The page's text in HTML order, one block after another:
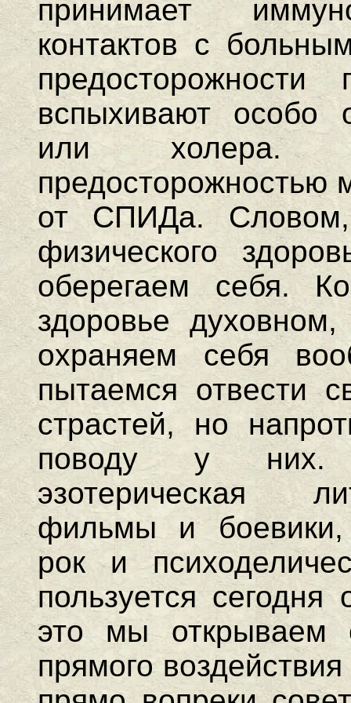
принимает
контактов с
вспыхивают особо
или
предосторожностью
от СПИДа. Словом,
физического
оберегаем себя.
здоровье
охраняем себя
пытаемся отвести
страстей, но
поводу у них.
эзотерическая
фильмы и боевики,
рок и
пользуется
это мы открываем
прямого